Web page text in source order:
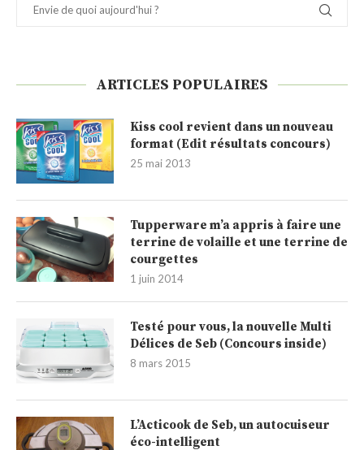
ARTICLES POPULAIRES
Kiss cool revient dans un nouveau
format (Edit résultats concours)
25 mai 2013
Tupperware m’a appris à faire une
terrine de volaille et une terrine de
courgettes
1 juin 2014
Testé pour vous, la nouvelle Multi
Délices de Seb (Concours inside)
8 mars 2015
L’Acticook de Seb, un autocuiseur
éco-intelligent